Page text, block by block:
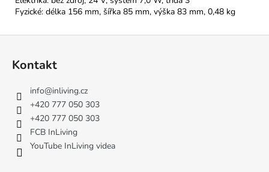
Fyzické: délka 156 mm, šířka 85 mm, výška 83 mm, 0,48 kg
Kontakt
info@inliving.cz
+420 777 050 303
+420 777 050 303
FCB InLiving
YouTube InLiving videa